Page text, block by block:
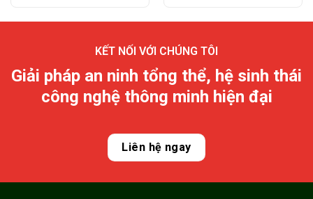
KẾT NỐI VỚI CHÚNG TÔI
Giải pháp an ninh tổng thể, hệ sinh thái
công nghệ thông minh hiện đại
Liên hệ ngay